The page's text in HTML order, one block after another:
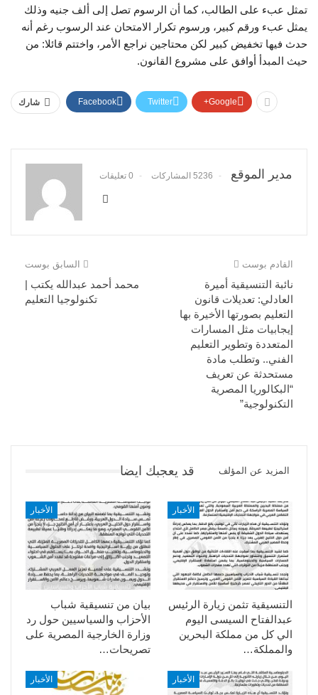
تمثل عبء على الطالب، كما أن الرسوم تصل إلى ألف جنيه وذلك
يمثل عبء ورقم كبير، ورسوم تكرار الامتحان عند الرسوب رغم أنه
حدث فيها تخفيض كبير لكن محتاجين نراجع الأمر، واختتم قائلا: من
حيث المبدأ أوافق على مشروع القانون.
شارك Facebook Twitter Google+
مدير الموقع 5236 المشاركات 0 تعليقات
السابق بوست
محمد أحمد عبدالله يكتب |
تكنولوجيا التعليم
القادم بوست
نائبة التنسيقية أميرة
العادلي: تعديلات قانون
التعليم بصورتها الأخيرة بها
إيجابيات مثل المسارات
المتعددة وتطوير التعليم
الفني.. وتطلب مادة
مستحدثة عن تعريف
“البكالوريا المصرية
التكنولوجية”
قد يعجبك ايضا المزيد عن المؤلف
الأخبار
بيان من تنسيقية شباب
الأحزاب والسياسيين حول رد
وزارة الخارجية المصرية على
تصريحات…
الأخبار
التنسيقية تثمن زيارة الرئيس
عبدالفتاح السيسى اليوم
الي كل من مملكة البحرين
والمملكة…
الأخبار الأخبار